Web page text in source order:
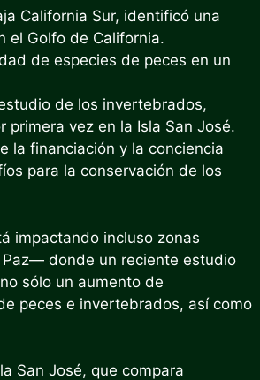
California Sur, identificó una
el Golfo de California.
de especies de peces en un
de los invertebrados,
vez en la Isla San José.
la financiación y la conciencia
para la conservación de los
impactando incluso zonas
donde un reciente estudio
sólo un aumento de
peces e invertebrados, así como
San José, que compara